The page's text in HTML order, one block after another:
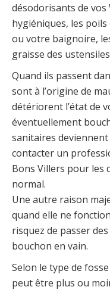
désodorisants de vos
hygiéniques, les
ou votre baignoire,
graisse des
Quand ils passent
sont à l’origine de
détériorent l’état de
éventuellement
sanitaires
contacter un
Bons Villers pour les
normal.
Une autre raison
quand elle ne
risquez de passer
bouchon en vain.
Selon le type de
peut être plus ou